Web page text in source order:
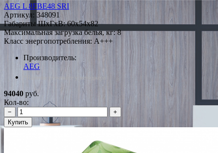
AEG L 8FBE48 SRI
Артикул: 348091
Габариты ШxГxВ: 60x54x82
Максимальная загрузка белья, кг: 8
Класс энергопотребления: A+++
Производитель:
AEG
*Наличие уточняйте у менеджера
94040 руб.
Кол-во:
−
+
Купить